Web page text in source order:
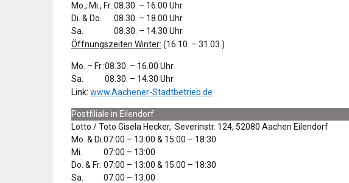
Mo., Mi., Fr.:08.30. – 16.00 Uhr
Di. & Do.
08.30. – 18.00 Uhr
Sa.
08.30. – 14.30 Uhr
Öffnungszeiten Winter: (16.10. – 31.03.)
Mo. – Fr.:08.30. – 16.00 Uhr
Sa.
08.30. – 14.30 Uhr
Link: www.Aachener-Stadtbetrieb.de
Postfiliale in Eilendorf
Lotto / Toto Gisela Hecker, Severinstr. 124, 52080 Aachen Eilendorf
Mo. & Di. 07:00 – 13:00 & 15:00 – 18:30
Mi.
07:00 – 13:00
Do. & Fr. 07:00 – 13:00 & 15:00 – 18:30
Sa.
07.00 – 13.00